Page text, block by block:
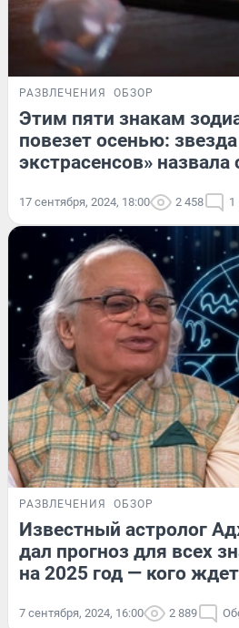
РАЗВЛЕЧЕНИЯ ОБЗОР
Этим пяти знакам
повезет осенью:
экстрасенсов» назвала
17 сентября, 2024, 18:00 2 458 1
РАЗВЛЕЧЕНИЯ ОБЗОР
Известный астролог
дал прогноз для всех
на 2025 год — кого
7 сентября, 2024, 16:00 2 889